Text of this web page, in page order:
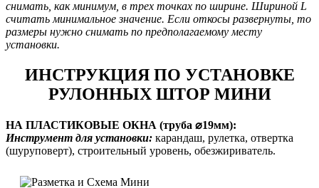
снимать, как минимум, в трех точках по ширине. Шириной L
считать минимальное значение. Если откосы развернуты, то
размеры нужно снимать по предполагаемому месту
установки.
ИНСТРУКЦИЯ ПО УСТАНОВКЕ
РУЛОННЫХ ШТОР МИНИ
НА ПЛАСТИКОВЫЕ ОКНА (труба ⌀19мм):
Инструмент для установки: карандаш, рулетка, отвертка
(шуруповерт), строительный уровень, обезжириватель.